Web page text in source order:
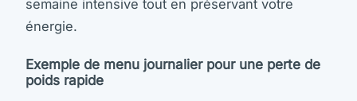
semaine intensive tout en préservant votre
énergie.
Exemple de menu journalier pour une perte de
poids rapide